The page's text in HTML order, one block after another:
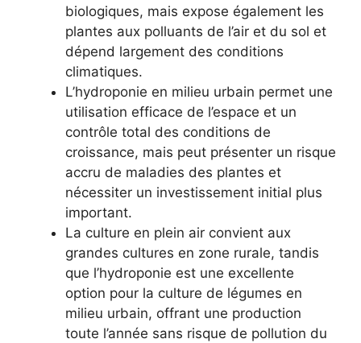
biologiques, mais expose également les
plantes aux polluants de l’air et du sol et
dépend largement des conditions
climatiques.
L’hydroponie en milieu urbain permet une
utilisation efficace de l’espace et un
contrôle total des conditions de
croissance, mais peut présenter un risque
accru de maladies des plantes et
nécessiter un investissement initial plus
important.
La culture en plein air convient aux
grandes cultures en zone rurale, tandis
que l’hydroponie est une excellente
option pour la culture de légumes en
milieu urbain, offrant une production
toute l’année sans risque de pollution du